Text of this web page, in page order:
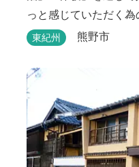
っと感じていただく
の3つの「郷（エリア
灘の青い海や雄大な
感じていただけるよう設計
スイート、美食オー
としております...
東紀州 熊野市